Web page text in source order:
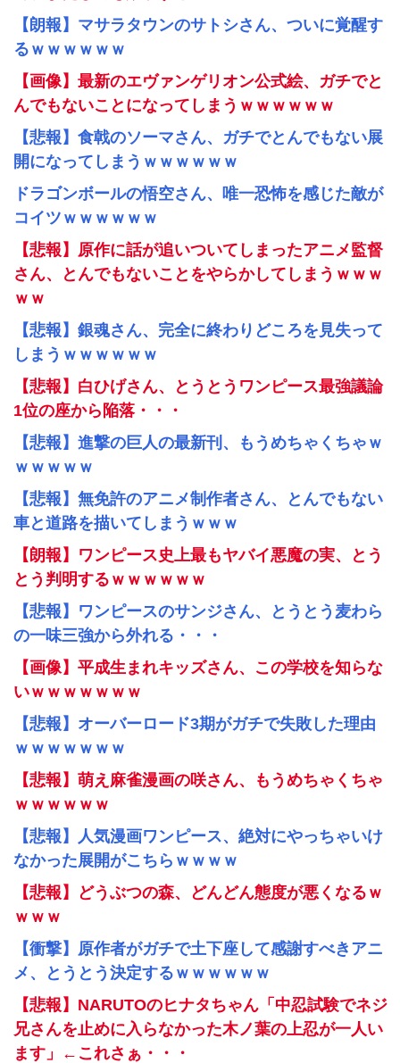
【朗報】マサラタウンのサトシさん、ついに覚醒す
るｗｗｗｗｗｗ
【画像】最新のエヴァンゲリオン公式絵、ガチでと
んでもないことになってしまうｗｗｗｗｗｗ
【悲報】食戟のソーマさん、ガチでとんでもない展
開になってしまうｗｗｗｗｗｗ
ドラゴンボールの悟空さん、唯一恐怖を感じた敵が
コイツｗｗｗｗｗｗ
【悲報】原作に話が追いついてしまったアニメ監督
さん、とんでもないことをやらかしてしまうｗｗｗ
ｗｗ
【悲報】銀魂さん、完全に終わりどころを見失って
しまうｗｗｗｗｗｗ
【悲報】白ひげさん、とうとうワンピース最強議論
1位の座から陥落・・・
【悲報】進撃の巨人の最新刊、もうめちゃくちゃｗ
ｗｗｗｗｗ
【悲報】無免許のアニメ制作者さん、とんでもない
車と道路を描いてしまうｗｗｗ
【朗報】ワンピース史上最もヤバイ悪魔の実、とう
とう判明するｗｗｗｗｗｗ
【悲報】ワンピースのサンジさん、とうとう麦わら
の一味三強から外れる・・・
【画像】平成生まれキッズさん、この学校を知らな
いｗｗｗｗｗｗｗ
【悲報】オーバーロード3期がガチで失敗した理由
ｗｗｗｗｗｗｗ
【悲報】萌え麻雀漫画の咲さん、もうめちゃくちゃ
ｗｗｗｗｗｗ
【悲報】人気漫画ワンピース、絶対にやっちゃいけ
なかった展開がこちらｗｗｗｗ
【悲報】どうぶつの森、どんどん態度が悪くなるｗ
ｗｗｗ
【衝撃】原作者がガチで土下座して感謝すべきアニ
メ、とうとう決定するｗｗｗｗｗｗ
【悲報】NARUTOのヒナタちゃん「中忍試験でネジ
兄さんを止めに入らなかった木ノ葉の上忍が一人い
ます」←これさぁ・・・